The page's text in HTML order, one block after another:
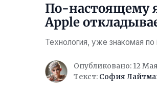
По-настоящему
Apple
Технология, уже знакомая
Опубликовано: 12
Текст: София